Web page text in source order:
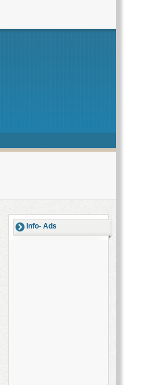
Info- Ads